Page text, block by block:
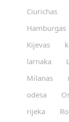
Ciurichas
Hamburgas
Kijevas
larnaka
Milanas
odesa
rijeka